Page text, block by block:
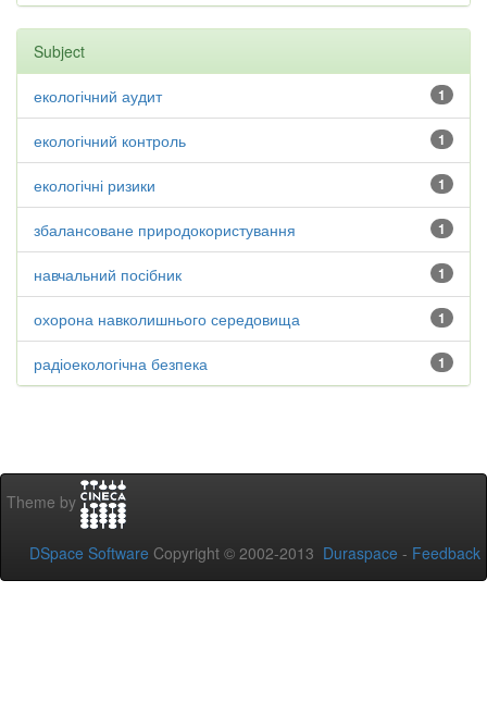
Subject
1
екологічний аудит
1
екологічний контроль
1
екологічні ризики
1
збалансоване природокористування
1
навчальний посібник
1
охорона навколишнього середовища
1
радіоекологічна безпека
Theme by
DSpace Software Copyright © 2002-2013 Duraspace - Feedback